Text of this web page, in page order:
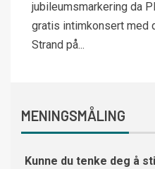
jubileumsmarkering da
gratis intimkonsert med
Strand på...
MENINGSMÅLING
Kunne du tenke deg å